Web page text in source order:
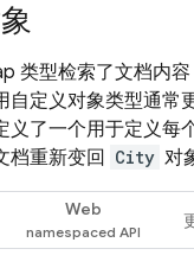
类型检索了文档内
自定义对象类型通常
义了一个用于定义每
档重新变回 City 对
Web